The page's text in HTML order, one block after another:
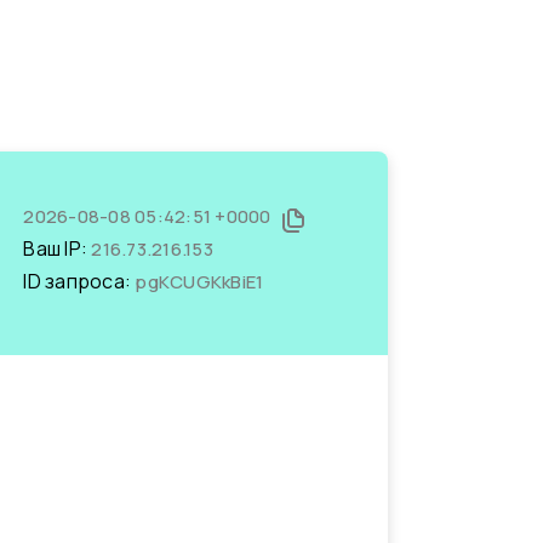
2026-08-08 05:42:51 +0000
Ваш IP:216.73.216.153
ID запроса: pgKCUGKkBiE1